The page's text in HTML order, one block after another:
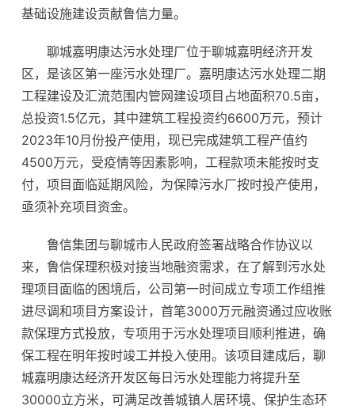
基础设施建设贡献鲁信力量。
聊城嘉明康达污水处理厂位于聊城嘉明经济开发
区，是该区第一座污水处理厂。嘉明康达污水处理二期
工程建设及汇流范围内管网建设项目占地面积70.5亩，
总投资1.5亿元，其中建筑工程投资约6600万元，预计
2023年10月份投产使用，现已完成建筑工程产值约
4500万元，受疫情等因素影响，工程款项未能按时支
付，项目面临延期风险，为保障污水厂按时投产使用，
亟须补充项目资金。
鲁信集团与聊城市人民政府签署战略合作协议以
来，鲁信保理积极对接当地融资需求，在了解到污水处
理项目面临的困境后，公司第一时间成立专项工作组推
进尽调和项目方案设计，首笔3000万元融资通过应收账
款保理方式投放，专项用于污水处理项目顺利推进，确
保工程在明年按时竣工并投入使用。该项目建成后，聊
城嘉明康达经济开发区每日污水处理能力将提升至
30000立方米，可满足改善城镇人居环境、保护生态环